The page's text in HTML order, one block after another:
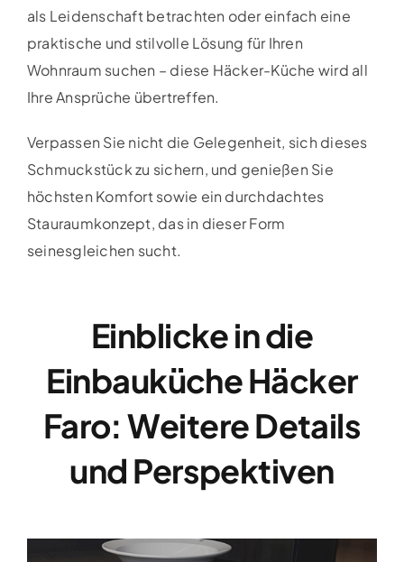
als Leidenschaft betrachten oder einfach eine
praktische und stilvolle Lösung für Ihren
Wohnraum suchen – diese Häcker-Küche wird all
Ihre Ansprüche übertreffen.
Verpassen Sie nicht die Gelegenheit, sich dieses
Schmuckstück zu sichern, und genießen Sie
höchsten Komfort sowie ein durchdachtes
Stauraumkonzept, das in dieser Form
seinesgleichen sucht.
Einblicke in die
Einbauküche Häcker
Faro: Weitere Details
und Perspektiven